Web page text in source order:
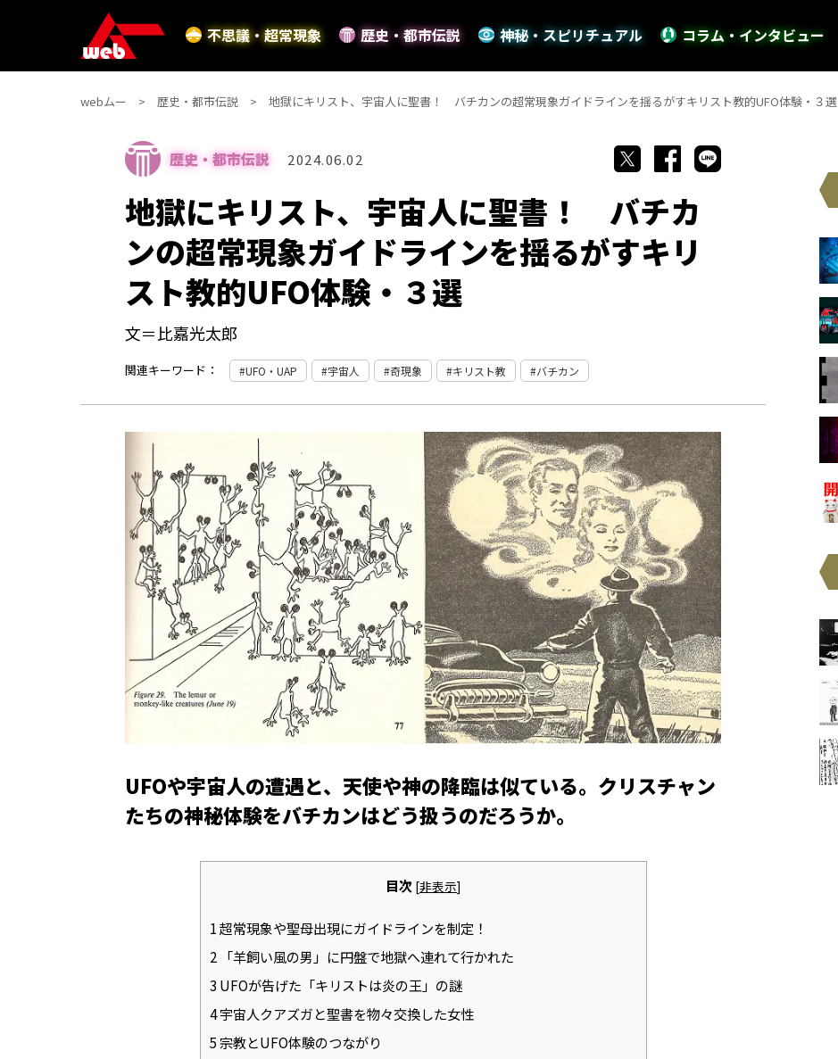
不思議・超常現象 歴史・都市伝説 神秘・スピリチュアル コラム・インタビュー
webムー 歴史・都市伝説 地獄にキリスト、宇宙人に聖書！ バチカンの超常現象ガイドラインを揺るがすキリスト教的UFO体験・３選
歴史・都市伝説 2024.06.02
地獄にキリスト、宇宙人に聖書！ バチカ
ンの超常現象ガイドラインを揺るがすキリ
スト教的UFO体験・３選
文＝比嘉光太郎
関連キーワード： UFO・UAP 宇宙人 奇現象 キリスト教 バチカン
UFOや宇宙人の遭遇と、天使や神の降臨は似ている。クリスチャン
たちの神秘体験をバチカンはどう扱うのだろうか。
目次 [非表示]
1超常現象や聖母出現にガイドラインを制定！
2「羊飼い風の男」に円盤で地獄へ連れて行かれた
3 UFOが告げた「キリストは炎の王」の謎
4宇宙人クアズガと聖書を物々交換した女性
5宗教とUFO体験のつながり